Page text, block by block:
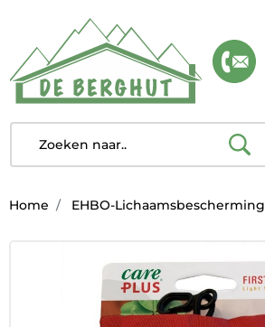
Home EHBO-Lichaamsbescherming